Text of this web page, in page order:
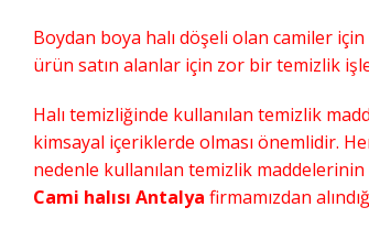
Boydan boya halı döşeli olan camiler
ürün satın alanlar için zor bir temizlik
Halı temizliğinde kullanılan temizlik
kimsayal içeriklerde olması önemlidir.
nedenle kullanılan temizlik maddelerinin
Cami halısı Antalya firmamızdan